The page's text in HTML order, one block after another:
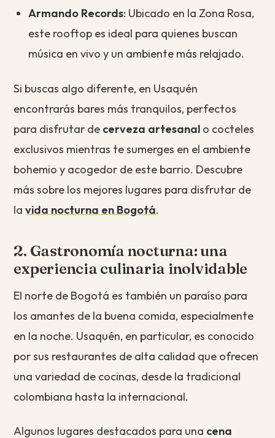
Armando Records: Ubicado en la Zona Rosa,
este rooftop es ideal para quienes buscan
música en vivo y un ambiente más relajado.
Si buscas algo diferente, en Usaquén
encontrarás bares más tranquilos, perfectos
para disfrutar de cerveza artesanal o cocteles
exclusivos mientras te sumerges en el ambiente
bohemio y acogedor de este barrio. Descubre
más sobre los mejores lugares para disfrutar de
lavida nocturna en Bogotá.
2. Gastronomía nocturna: una
experiencia culinaria inolvidable
El norte de Bogotá es también un paraíso para
los amantes de la buena comida, especialmente
en la noche. Usaquén, en particular, es conocido
por sus restaurantes de alta calidad que ofrecen
una variedad de cocinas, desde la tradicional
colombiana hasta la internacional.
Algunos lugares destacados para una cena